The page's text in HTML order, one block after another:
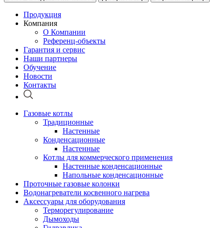
Продукция
Компания
О Компании
Референц-объекты
Гарантия и сервис
Наши партнеры
Обучение
Новости
Контакты
Газовые котлы
Традиционные
Настенные
Конденсационные
Настенные
Котлы для коммерческого применения
Настенные конденсационные
Напольные конденсационные
Проточные газовые колонки
Водонагреватели косвенного нагрева
Аксессуары для оборудования
Терморегулирование
Дымоходы